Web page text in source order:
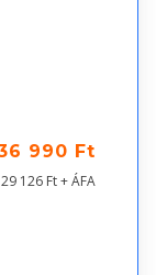
990 Ft
29 126 Ft + ÁFA